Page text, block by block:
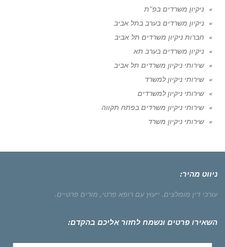
ניקיון משרדים בפ"ת
ניקיון משרדים בערב בתל אביב
חברות ניקיון משרדים תל אביב
ניקיון משרדים בערב תא
שירותי ניקיון משרדים תל אביב
שירותי ניקיון למשרד
שירותי ניקיון למשרדים
שירותי ניקיון משרדים בפתח תקווה
שירותי ניקיון משרד
ניווט מהיר:
עורכי דין מומלצים. ייעוץ עם רופא פרטי, מורים פרטיים.
השאירו פרטים ונשמח לחזור אליכם בהקדם: